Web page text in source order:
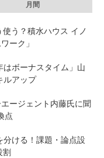
月間
う？積水ハウス イノ
ーク」
はボーナスタイム」山
ルアップ
エージェント内藤氏に聞
点
分ける！課題・論点設
割